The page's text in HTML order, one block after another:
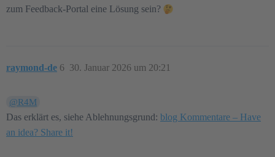
zum Feedback-Portal eine Lösung sein?
raymond-de 30. Januar 2026 um 20:21
6
@R4M
Das erklärt es, siehe Ablehnungsgrund: blog Kommentare – Have
an idea? Share it!